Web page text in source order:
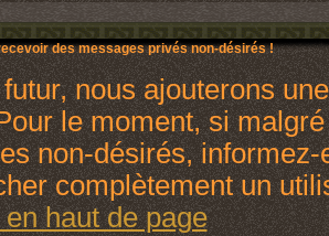
des messages privés non-désirés !
nous ajouterons
le moment, si
non-désirés,
complètement un
haut de page